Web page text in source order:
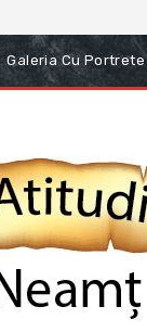
Galeria Cu Portrete